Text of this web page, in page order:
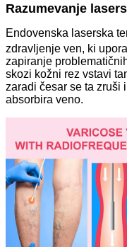
Razumevanje
Endovenska laserska
zdravljenje ven, ki
zapiranje
skozi kožni rez vstavi
zaradi česar se ta zruši
absorbira veno.